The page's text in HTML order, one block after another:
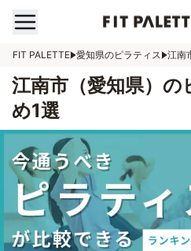
FIT PALETTE 愛知県のピラティス 江南
江南市（愛知県）
め1選